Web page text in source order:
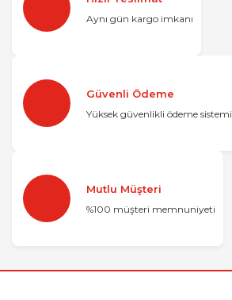
Aynı gün kargo imkanı
Güvenli Ödeme
Yüksek güvenlikli ödeme sistemi
Mutlu Müşteri
%100 müşteri memnuniyeti